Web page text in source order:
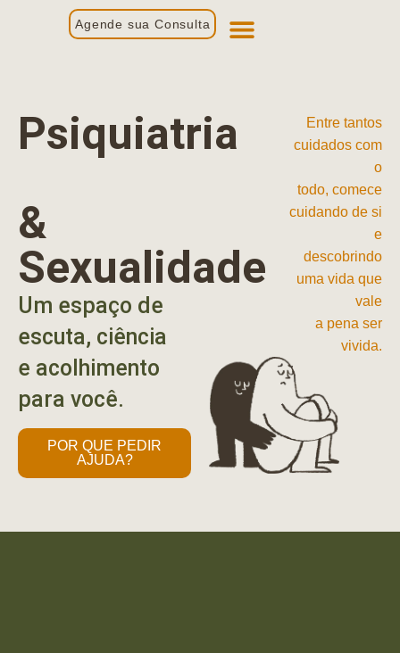
Agende sua Consulta
Psiquiatria
&
Sexualidade
Um espaço de
escuta, ciência
e acolhimento
para você.
POR QUE PEDIR
AJUDA?
Entre tantos
cuidados com
o
todo, comece
cuidando de si
e
descobrindo
uma vida que
vale
a pena ser
vivida.